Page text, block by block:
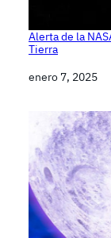
Alerta de la
Tierra
Fecha
enero 7, 2025